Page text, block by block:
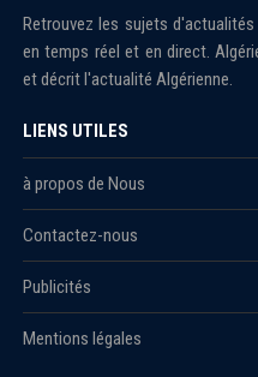
Retrouvez les sujets
en temps réel et en direct.
et décrit l'actualité Algérienne.
LIENS UTILES
à propos de Nous
Contactez-nous
Publicités
Mentions légales